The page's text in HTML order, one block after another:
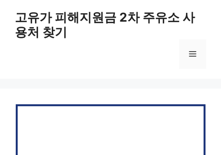
고유가 피해지원금 2차 주유소 사
용처 찾기
메